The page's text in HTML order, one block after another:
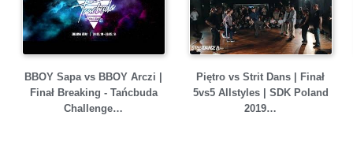
BBOY Sapa vs BBOY Arczi |
Finał Breaking - Tańcbuda
Challenge…
Piętro vs Strit Dans | Finał
5vs5 Allstyles | SDK Poland
2019…